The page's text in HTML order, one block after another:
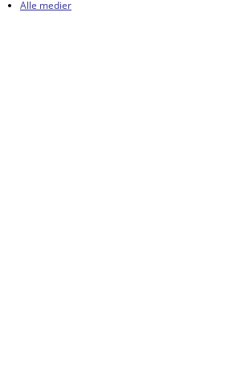
Alle medier